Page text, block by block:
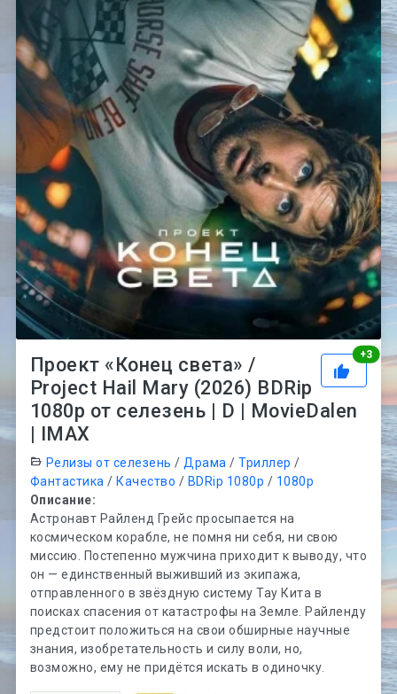
+3
Проект «Конец света» /
Project Hail Mary (2026) BDRip
1080p от селезень | D | MovieDalen
| IMAX
Релизы от селезень / Драма /Триллер /
Фантастика / Качество / BDRip 1080p / 1080p
Описание:
Астронавт Райленд Грейс просыпается на
космическом корабле, не помня ни себя, ни свою
миссию. Постепенно мужчина приходит к выводу, что
он — единственный выживший из экипажа,
отправленного в звёздную систему Тау Кита в
поисках спасения от катастрофы на Земле. Райленду
предстоит положиться на свои обширные научные
знания, изобретательность и силу воли, но,
возможно, ему не придётся искать в одиночку.